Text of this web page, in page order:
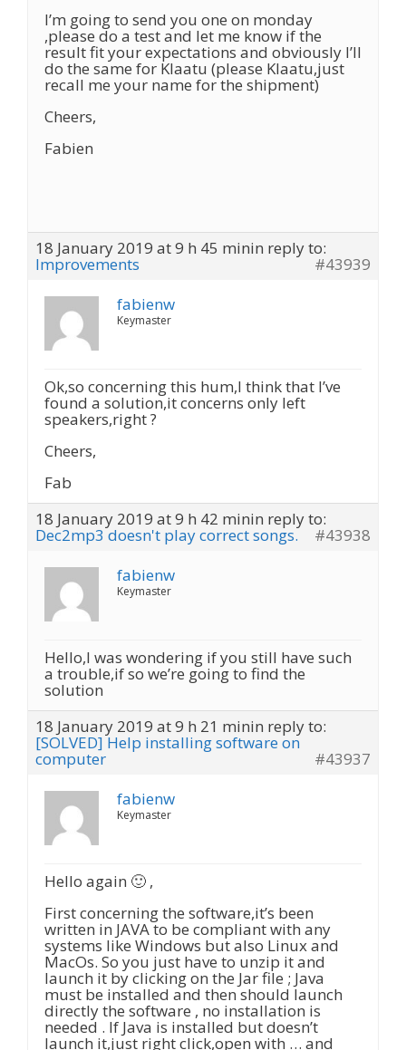
I’m going to send you one on monday
,please do a test and let me know if the
result fit your expectations and obviously I’ll
do the same for Klaatu (please Klaatu,just
recall me your name for the shipment)
Cheers,
Fabien
18 January 2019 at 9 h 45 minin reply to:
Improvements
#43939
fabienw
Keymaster
Ok,so concerning this hum,I think that I’ve
found a solution,it concerns only left
speakers,right ?
Cheers,
Fab
18 January 2019 at 9 h 42 minin reply to:
Dec2mp3 doesn't play correct songs.
#43938
fabienw
Keymaster
Hello,I was wondering if you still have such
a trouble,if so we’re going to find the
solution
18 January 2019 at 9 h 21 minin reply to:
[SOLVED] Help installing software on
computer
#43937
fabienw
Keymaster
Hello again 🙂 ,
First concerning the software,it’s been
written in JAVA to be compliant with any
systems like Windows but also Linux and
MacOs. So you just have to unzip it and
launch it by clicking on the Jar file ; Java
must be installed and then should launch
directly the software , no installation is
needed . If Java is installed but doesn’t
launch it,just right click,open with … and